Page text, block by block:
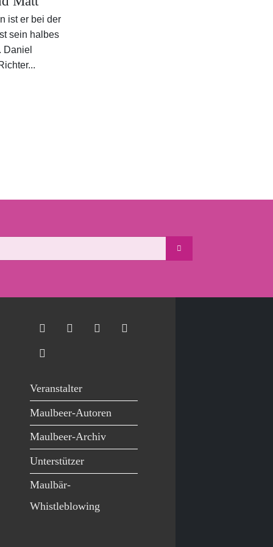
ist er bei der
sein halbes
Daniel
Veranstalter
Maulbeer-Autoren
Maulbeer-Archiv
Unterstützer
Maulbär-
Whistleblowing